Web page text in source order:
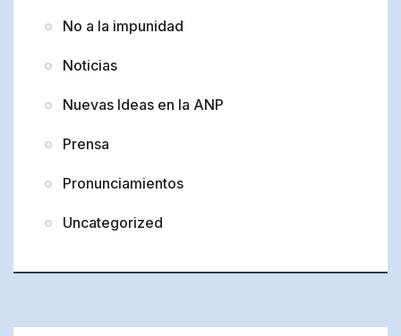
No a la impunidad
Noticias
Nuevas Ideas en la ANP
Prensa
Pronunciamientos
Uncategorized